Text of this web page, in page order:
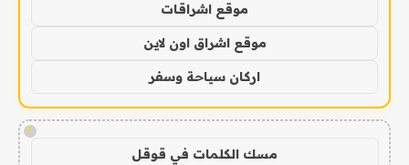
موقع اشراقات
موقع اشراق اون لاين
اركان سياحة وسفر
!
مسك الكلمات في قوقل